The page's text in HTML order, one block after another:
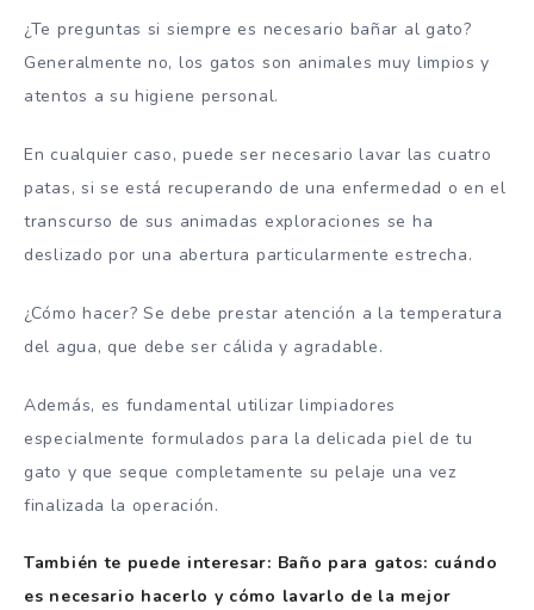
¿Te preguntas si siempre es necesario bañar al gato?
Generalmente no, los gatos son animales muy limpios y
atentos a su higiene personal.
En cualquier caso, puede ser necesario lavar las cuatro
patas, si se está recuperando de una enfermedad o en el
transcurso de sus animadas exploraciones se ha
deslizado por una abertura particularmente estrecha.
¿Cómo hacer? Se debe prestar atención a la temperatura
del agua, que debe ser cálida y agradable.
Además, es fundamental utilizar limpiadores
especialmente formulados para la delicada piel de tu
gato y que seque completamente su pelaje una vez
finalizada la operación.
También te puede interesar: Baño para gatos: cuándo
es necesario hacerlo y cómo lavarlo de la mejor